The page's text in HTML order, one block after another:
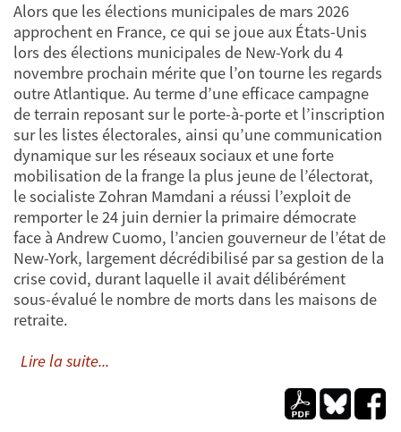
Alors que les élections municipales de mars 2026
approchent en France, ce qui se joue aux États-Unis
lors des élections municipales de New-York du 4
novembre prochain mérite que l’on tourne les regards
outre Atlantique. Au terme d’une efficace campagne
de terrain reposant sur le porte-à-porte et l’inscription
sur les listes électorales, ainsi qu’une communication
dynamique sur les réseaux sociaux et une forte
mobilisation de la frange la plus jeune de l’électorat,
le socialiste Zohran Mamdani a réussi l’exploit de
remporter le 24 juin dernier la primaire démocrate
face à Andrew Cuomo, l’ancien gouverneur de l’état de
New-York, largement décrédibilisé par sa gestion de la
crise covid, durant laquelle il avait délibérément
sous-évalué le nombre de morts dans les maisons de
retraite.
Lire la suite...